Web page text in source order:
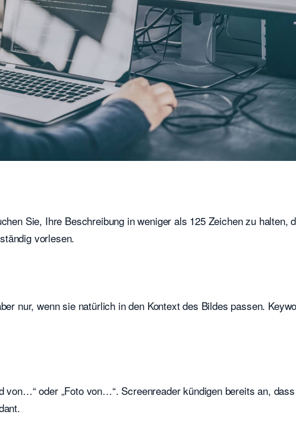
Sie, Ihre Beschreibung in weniger als 125 Zeichen zu halten,
vorlesen.
nur, wenn sie natürlich in den Kontext des Bildes passen.
von…“ oder „Foto von…“. Screenreader kündigen bereits an,